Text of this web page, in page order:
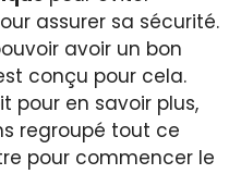
assurer sa sécurité.
avoir un bon
conçu pour cela.
pour en savoir plus,
regroupé tout ce
pour commencer le